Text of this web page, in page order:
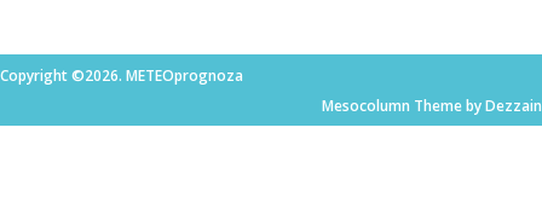
Copyright ©2026. METEOprognoza
Mesocolumn Theme by Dezzain